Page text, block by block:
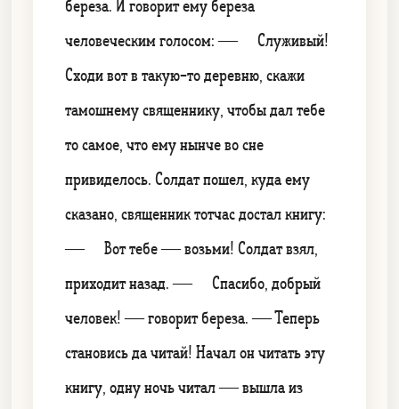
береза. И говорит ему береза
человеческим голосом: — Служивый!
Сходи вот в такую-то деревню, скажи
тамошнему священнику, чтобы дал тебе
то самое, что ему нынче во сне
привиделось. Солдат пошел, куда ему
сказано, священник тотчас достал книгу:
— Вот тебе — возьми! Солдат взял,
приходит назад. — Спасибо, добрый
человек! — говорит береза. — Теперь
становись да читай! Начал он читать эту
книгу, одну ночь читал — вышла из